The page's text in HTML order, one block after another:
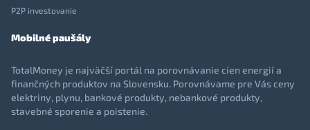
P2P investovanie
Mobilné paušály
TotalMoney je najväčší portál na porovnávanie cien energií a
finančných produktov na Slovensku. Porovnávame pre Vás ceny
elektriny, plynu, bankové produkty, nebankové produkty,
stavebné sporenie a poistenie.